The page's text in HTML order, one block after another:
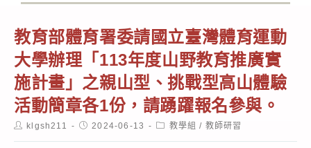
教育部體育署委請國立臺灣體育運動
大學辦理「113年度山野教育推廣實
施計畫」之親山型、挑戰型高山體驗
活動簡章各1份，請踴躍報名參與。
Postklgsh211
Post2024-06-13
Post教學組 / 教師研習